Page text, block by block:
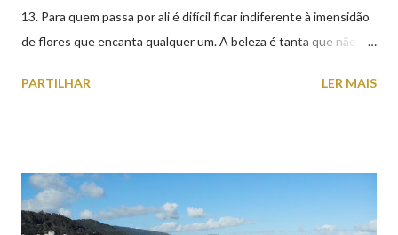
13. Para quem passa por ali é difícil ficar indiferente à imensidão
de flores que encanta qualquer um. A beleza é tanta que não
aproveite a paisagem como cenário para tirar algumas
PARTILHAR LER MAIS